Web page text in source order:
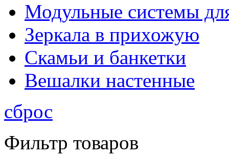
Модульные системы
Зеркала в прихожую
Скамьи и банкетки
Вешалки настенные
сброс
Фильтр товаров